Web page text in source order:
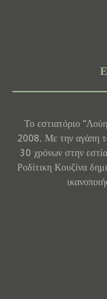
Το εστιατόριο
2008. Με την αγάπη
30 χρόνων στην
Ροδίτικη Κουζίνα